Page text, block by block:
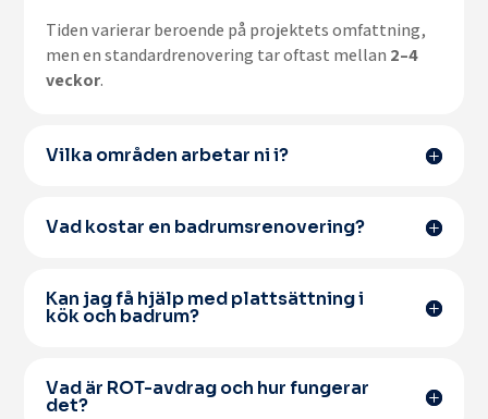
Tiden varierar beroende på projektets omfattning,
men en standardrenovering tar oftast mellan 2–4
veckor.
Vilka områden arbetar ni i?
Vad kostar en badrumsrenovering?
Kan jag få hjälp med plattsättning i
kök och badrum?
Vad är ROT-avdrag och hur fungerar
det?